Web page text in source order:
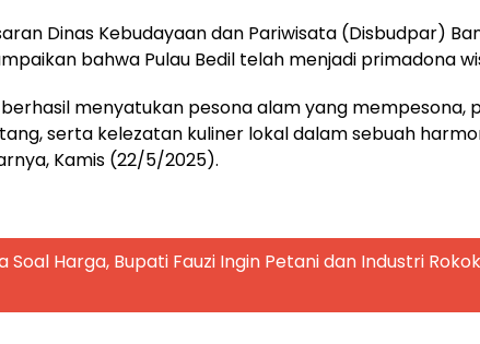
Dinas Kebudayaan dan Pariwisata (Disbudpar)
bahwa Pulau Bedil telah menjadi primadona
berhasil menyatukan pesona alam yang mempesona,
serta kelezatan kuliner lokal dalam sebuah
Kamis (22/5/2025).
Soal Harga, Bupati Fauzi Ingin Petani dan Industri